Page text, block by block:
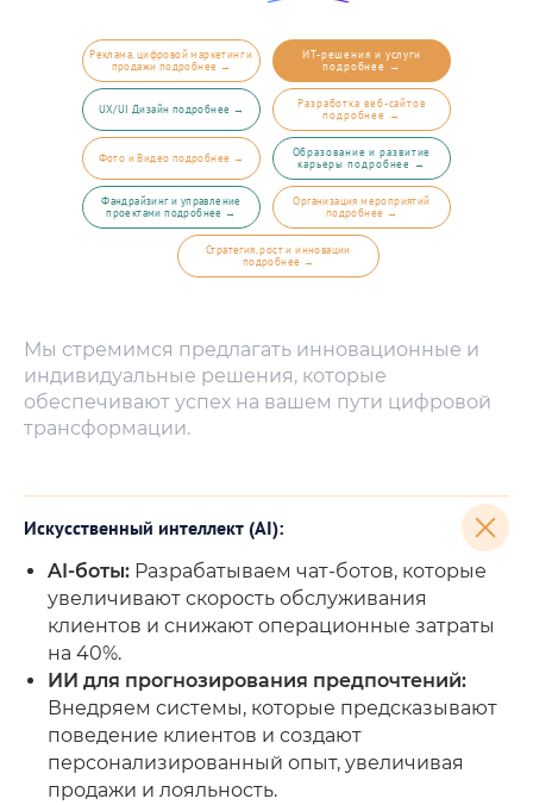
Реклама, цифровой маркетинг и
продажи подробнее →
ИТ-решения и услуги
подробнее →
Разработка веб-сайтов
подробнее →
UX/UI Дизайн подробнее →
Фото и Видео подробнее →
Образование и развитие
карьеры подробнее →
Организация мероприятий
подробнее →
Фандрайзинг и управление
проектами подробнее →
Стратегия, рост и инновации
подробнее →
Мы стремимся предлагать инновационные и
индивидуальные решения, которые
обеспечивают успех на вашем пути цифровой
трансформации.
Искусственный интеллект (AI):
AI-боты: Разрабатываем чат-ботов, которые
увеличивают скорость обслуживания
клиентов и снижают операционные затраты
на 40%.
ИИ для прогнозирования предпочтений:
Внедряем системы, которые предсказывают
поведение клиентов и создают
персонализированный опыт, увеличивая
продажи и лояльность.